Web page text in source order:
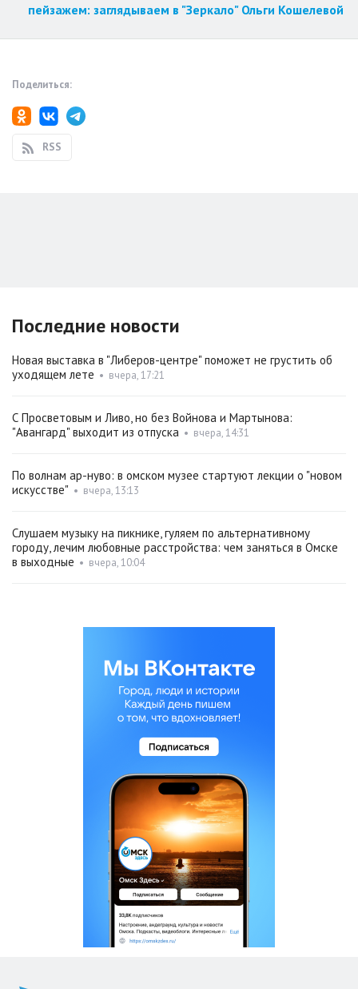
пейзажем: заглядываем в "Зеркало" Ольги Кошелевой
Поделиться:
RSS
Последние новости
Новая выставка в "Либеров-центре" поможет не грустить об
уходящем лете • вчера, 17:21
С Просветовым и Ливо, но без Войнова и Мартынова:
"Авангард" выходит из отпуска • вчера, 14:31
По волнам ар-нуво: в омском музее стартуют лекции о "новом
искусстве" • вчера, 13:13
Слушаем музыку на пикнике, гуляем по альтернативному
городу, лечим любовные расстройства: чем заняться в Омске
в выходные • вчера, 10:04